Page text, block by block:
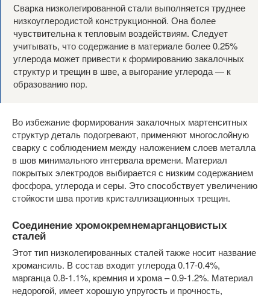
Сварка низколегированной стали выполняется труднее
низкоуглеродистой конструкционной. Она более
чувствительна к тепловым воздействиям. Следует
учитывать, что содержание в материале более 0.25%
углерода может привести к формированию закалочных
структур и трещин в шве, а выгорание углерода — к
образованию пор.
Во избежание формирования закалочных мартенситных
структур деталь подогревают, применяют многослойную
сварку с соблюдением между наложением слоев металла
в шов минимального интервала времени. Материал
покрытых электродов выбирается с низким содержанием
фосфора, углерода и серы. Это способствует увеличению
стойкости шва против кристаллизационных трещин.
Соединение хромокремнемарганцовистых
сталей
Этот тип низколегированных сталей также носит название
хромансиль. В состав входит углерода 0.17-0.4%,
марганца 0.8-1.1%, кремния и хрома – 0.9-1.2%. Материал
недорогой, имеет хорошую упругость и прочность,